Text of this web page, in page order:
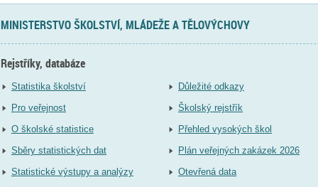
MINISTERSTVO ŠKOLSTVÍ, MLÁDEŽE A TĚLOVÝCHOVY
Rejstříky, databáze
Statistika školství
Pro veřejnost
O školské statistice
Sběry statistických dat
Statistické výstupy a analýzy
Důležité odkazy
Školský rejstřík
Přehled vysokých škol
Plán veřejných zakázek 2026
Otevřená data